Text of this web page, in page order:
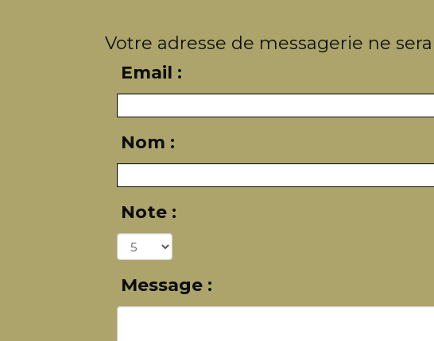
Votre adresse de messagerie ne
Email :
Nom :
Note :
Message :